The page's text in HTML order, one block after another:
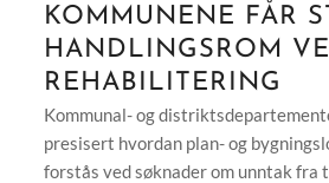
KOMMUNENE FÅR
HANDLINGSROM
REHABILITERING
Kommunal- og
presisert hvordan plan- og
forstås ved søknader om unntak fra